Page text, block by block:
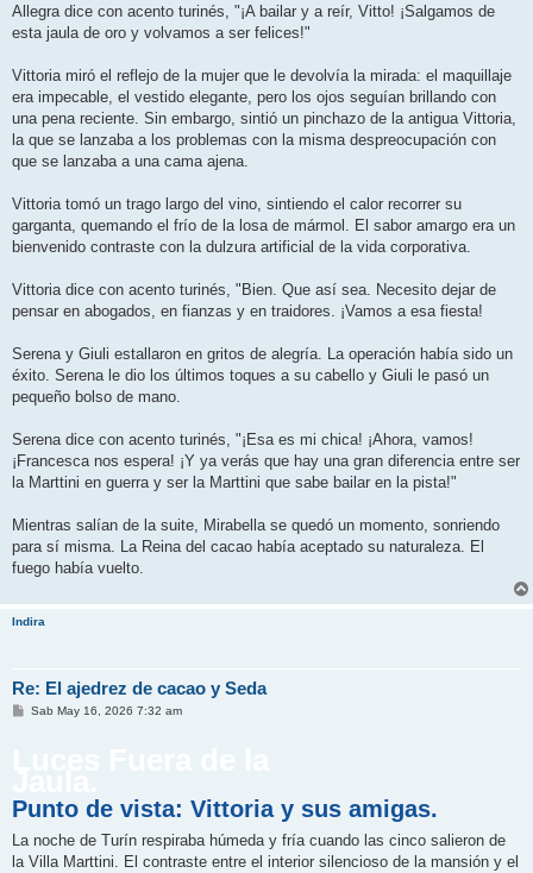
Allegra dice con acento turinés, "¡A bailar y a reír, Vitto! ¡Salgamos de
esta jaula de oro y volvamos a ser felices!"
Vittoria miró el reflejo de la mujer que le devolvía la mirada: el maquillaje
era impecable, el vestido elegante, pero los ojos seguían brillando con
una pena reciente. Sin embargo, sintió un pinchazo de la antigua Vittoria,
la que se lanzaba a los problemas con la misma despreocupación con
que se lanzaba a una cama ajena.
Vittoria tomó un trago largo del vino, sintiendo el calor recorrer su
garganta, quemando el frío de la losa de mármol. El sabor amargo era un
bienvenido contraste con la dulzura artificial de la vida corporativa.
Vittoria dice con acento turinés, "Bien. Que así sea. Necesito dejar de
pensar en abogados, en fianzas y en traidores. ¡Vamos a esa fiesta!
Serena y Giuli estallaron en gritos de alegría. La operación había sido un
éxito. Serena le dio los últimos toques a su cabello y Giuli le pasó un
pequeño bolso de mano.
Serena dice con acento turinés, "¡Esa es mi chica! ¡Ahora, vamos!
¡Francesca nos espera! ¡Y ya verás que hay una gran diferencia entre ser
la Marttini en guerra y ser la Marttini que sabe bailar en la pista!"
Mientras salían de la suite, Mirabella se quedó un momento, sonriendo
para sí misma. La Reina del cacao había aceptado su naturaleza. El
fuego había vuelto.
Indira
Re: El ajedrez de cacao y Seda
MSab May 16, 2026 7:32 am
Punto de vista: Vittoria y sus amigas.
La noche de Turín respiraba húmeda y fría cuando las cinco salieron de
la Villa Marttini. El contraste entre el interior silencioso de la mansión y el